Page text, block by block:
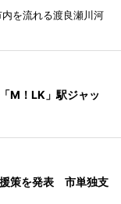
内を流れる渡良瀬川河
M！LK」駅ジャッ
策を発表 市単独支